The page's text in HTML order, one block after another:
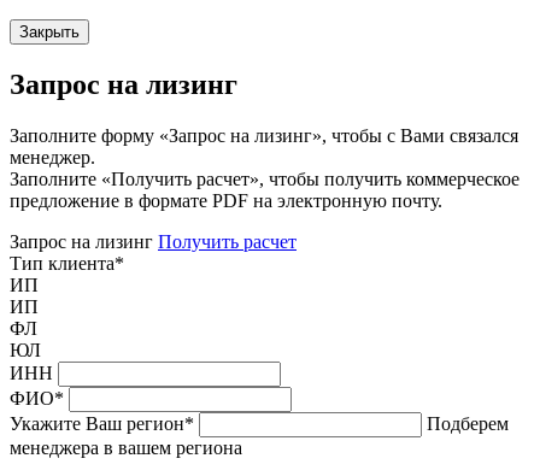
Закрыть
Запрос на лизинг
Заполните форму «Запрос на лизинг», чтобы с Вами связался
менеджер.
Заполните «Получить расчет», чтобы получить коммерческое
предложение в формате PDF на электронную почту.
Запрос на лизинг Получить расчет
Тип клиента*
ИП
ИП
ФЛ
ЮЛ
ИНН
ФИО*
Укажите Ваш регион*
Подберем
менеджера в вашем региона